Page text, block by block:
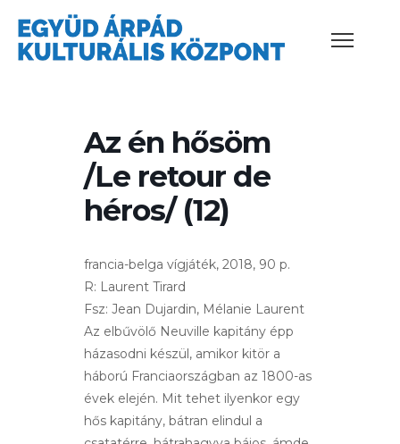
Az én hősöm
/Le retour de
héros/ (12)
francia-belga vígjáték, 2018, 90 p.
R: Laurent Tirard
Fsz: Jean Dujardin, Mélanie Laurent
Az elbűvölő Neuville kapitány épp
házasodni készül, amikor kitör a
háború Franciaországban az 1800-as
évek elején. Mit tehet ilyenkor egy
hős kapitány, bátran elindul a